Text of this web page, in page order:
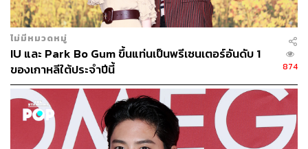
ไม่มีหมวดหมู่
IU และ Park Bo Gum ขึ้นแท่นเป็นพรีเซนเตอร์อันดับ 1
ของเกาหลีใต้ประจำปีนี้
874